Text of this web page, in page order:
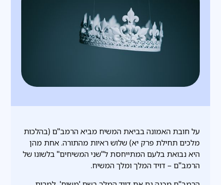
על חובת האמונה בביאת המשיח מביא הרמב"ם (בהלכות
מלכים תחילת פרק יא) שלוש ראיות מהתורה. אחת מהן
היא נבואת בלעם המתייחסת ל"שני המשיחים" בלשונו של
הרמב"ם – דויד המלך ומלך המשיח.